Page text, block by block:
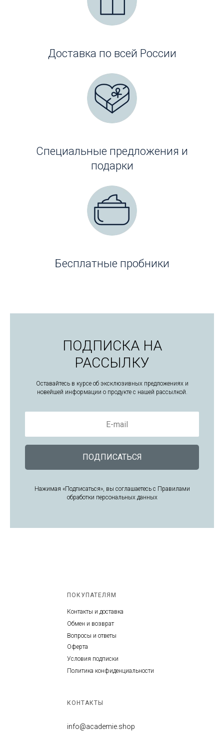
Доставка по всей России
Специальные предложения и
подарки
Бесплатные пробники
ПОДПИСКА НА
РАССЫЛКУ
Оставайтесь в курсе об эксклюзивных предложениях и
новейшей информации о продукте с нашей рассылкой.
E-mail
ПОДПИСАТЬСЯ
Нажимая «Подписаться», вы соглашаетесь с Правилами
обработки персональных данных
ПОКУПАТЕЛЯМ
Контакты и доставка
Обмен и возврат
Вопросы и ответы
КОНТАКТЫ
info@academie.shop
Оферта
Условия подписки
Политика конфиденциальности